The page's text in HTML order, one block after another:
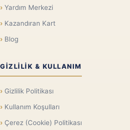
Yardım Merkezi
Kazandıran Kart
Blog
GIZLILIK & KULLANIM
Gizlilik Politikası
Kullanım Koşulları
Çerez (Cookie) Politikası